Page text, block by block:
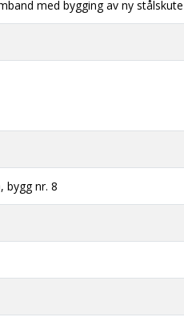
med bygging av ny stålskute
bygg nr. 8